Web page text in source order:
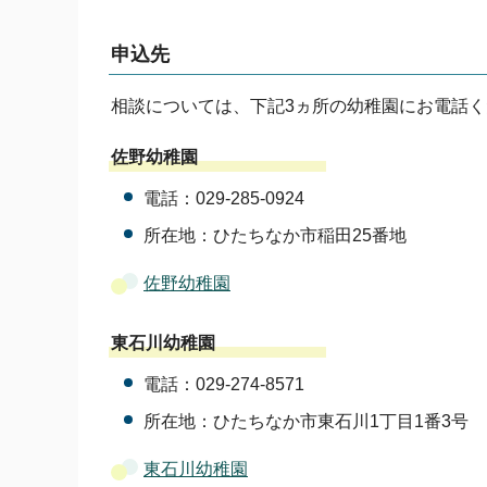
申込先
相談については、下記3ヵ所の幼稚園にお電話く
佐野幼稚園
電話：029-285-0924
所在地：ひたちなか市稲田25番地
佐野幼稚園
東石川幼稚園
電話：029-274-8571
所在地：ひたちなか市東石川1丁目1番3号
東石川幼稚園